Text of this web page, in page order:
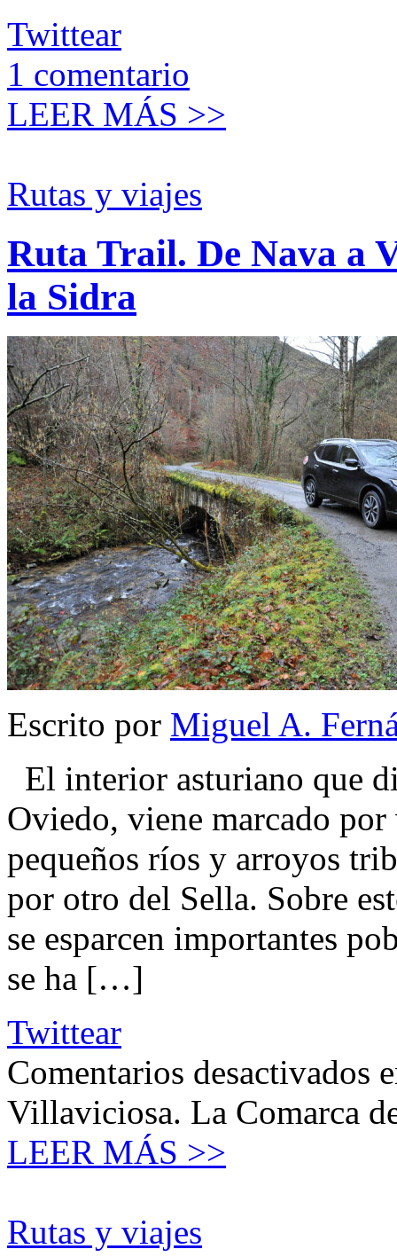
Twittear
1 comentario
LEER MÁS >>
Rutas y viajes
Ruta Trail. De Nava a
la Sidra
Escrito por Miguel A.
El interior asturiano que
Oviedo, viene marcado por
pequeños ríos y arroyos
por otro del Sella. Sobre
se esparcen importantes
se ha […]
Twittear
Comentarios desactivados
Villaviciosa. La Comarca
LEER MÁS >>
Rutas y viajes